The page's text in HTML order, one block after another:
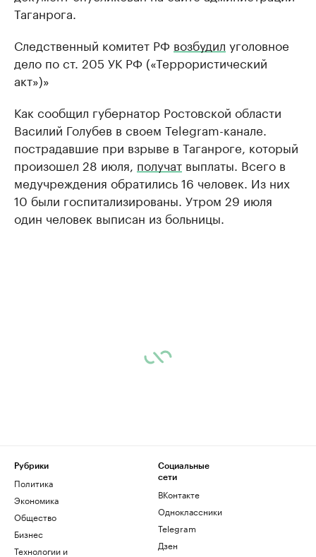
Таганрога.
Следственный комитет РФ возбудил уголовное
дело по ст. 205 УК РФ («Террористический
акт»)»
Как сообщил губернатор Ростовской области
Василий Голубев в своем Telegram-канале.
пострадавшие при взрыве в Таганроге, который
произошел 28 июля, получат выплаты. Всего в
медучреждения обратились 16 человек. Из них
10 были госпитализированы. Утром 29 июля
один человек выписан из больницы.
Рубрики
Политика
Экономика
Общество
Бизнес
Технологии и
Социальные
сети
ВКонтакте
Одноклассники
Telegram
Дзен